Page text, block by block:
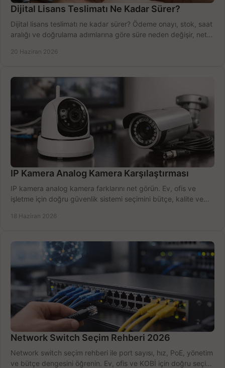
Dijital Lisans Teslimatı Ne Kadar Sürer?
Dijital lisans teslimatı ne kadar sürer? Ödeme onayı, stok, saat
aralığı ve doğrulama adımlarına göre süre neden değişir, net
20 Haziran 2026
IP Kamera Analog Kamera Karşılaştırması
IP kamera analog kamera farklarını net görün. Ev, ofis ve
işletme için doğru güvenlik sistemi seçimini bütçe, kalite ve
18 Haziran 2026
Network Switch Seçim Rehberi 2026
Network switch seçim rehberi ile port sayısı, hız, PoE, yönetim
ve bütçe dengesini öğrenin. Ev, ofis ve KOBİ için doğru seçimi